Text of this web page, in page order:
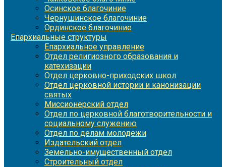
Осинское благочиние
Чернушинское благочиние
Ординское благочиние
Епархиальные структуры
Епархиальное управление
Отдел религиозного образования и
катехизации
Отдел церковно-приходских школ
Отдел церковной истории и канонизации
святых
Миссионерский отдел
Отдел по церковной благотворительности и
социальному служению
Отдел по делам молодежи
Издательский отдел
Земельно-имущественный отдел
Строительный отдел